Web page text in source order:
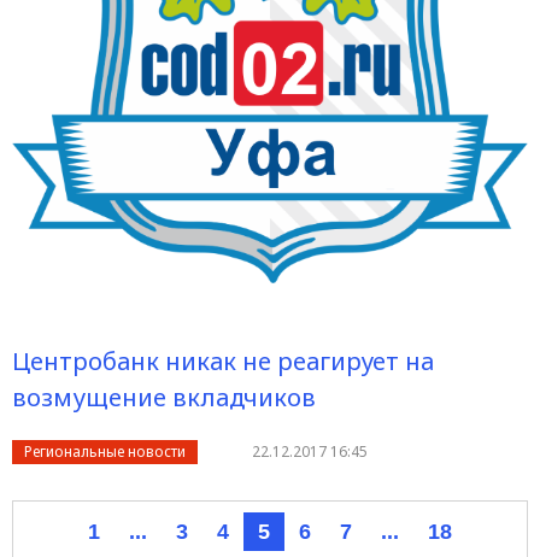
Центробанк никак не реагирует на
возмущение вкладчиков
Региональные новости 22.12.2017 16:45
1 ... 3 4 5 6 7 ... 18